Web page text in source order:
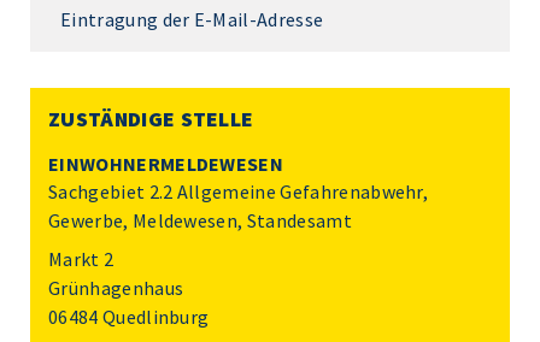
Eintragung der E-Mail-Adresse
ZUSTÄNDIGE STELLE
EINWOHNERMELDEWESEN
Sachgebiet 2.2 Allgemeine Gefahrenabwehr,
Gewerbe, Meldewesen, Standesamt
Markt 2
Grünhagenhaus
06484 Quedlinburg